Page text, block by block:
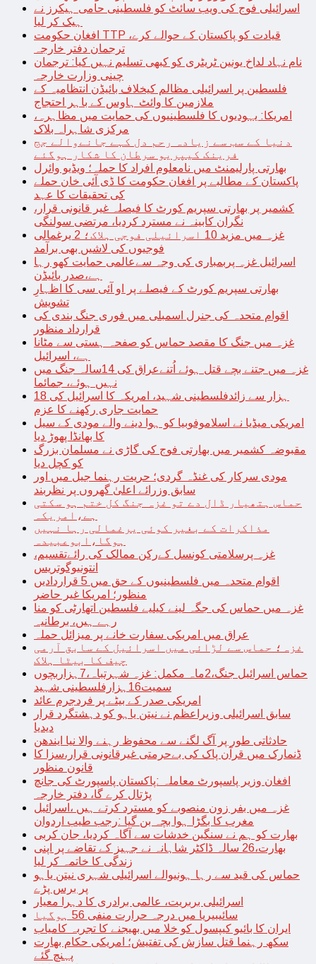
اسرائیلی فوج کی ویب سائٹ کو فلسطینی حامی ہیکرز نے
ہیک کر لیا
افغان حکومت TTP قیادت کو پاکستان کے حوالے کرے،
ترجمان دفتر خارجہ
نام نہاد لداخ یونین ٹریٹری کو کبھی تسلیم نہیں کیا: ترجمان
چینی وزارت خارجہ
فلسطین پر اسرائیلی مظالم کیخلاف بائیڈن انتظامیہ کے
ملازمین کا وائٹ ہاوس کے باہر احتجاج
امریکا: یہودیوں کا فلسطینیوں کی حمایت میں مظاہرہ،
مرکزی شاہراہ بلاک
دنیا کے سب سے زیادہ رحم دل کہے جانےوالے جج
فرینک کیپریو سرطان کا شکار ہوگئے
بھارتی پارلیمنٹ میں نامعلوم افراد کا حملہ؛ ویڈیو وائرل
پاکستان کے مطالبے پر افغان حکومت کا ڈی آئی خان حملے
کی تحقیقات کا عہد
کشمیر پر بھارتی سپریم کورٹ کا فیصلہ غیر قانونی قرار،
نگران کابینہ نے مسترد کردیا، مرتضی سولنگی
غزہ میں مزید 10 اسرائیلی فوجی ہلاک؛ 2 یرغمالی
فوجیوں کی لاشیں بھی برآمد
اسرائیل غزہ پربمباری کی وجہ سےعالمی حمایت کھو رہا
ہے،صدر بائیڈن
بھارتی سپریم کورٹ کے فیصلے پر او آئی سی کا اظہارِ
تشویش
اقوام متحدہ کی جنرل اسمبلی میں فوری جنگ بندی کی
قرارداد منظور
غزہ میں جنگ کا مقصد حماس کو صفحہ ہستی سے مٹانا
ہے، اسرائیل
غزہ میں جتنے بچے قتل ہوئے اُتنےعراق کی 14سالہ جنگ میں
نہیں ہوئے، جمائما
18 ہزار سے زائدفلسطینی شہید، امریکہ کا اسرائیل کی
حمایت جاری رکھنے کا عزم
امریکی میڈیا نے اسلاموفوبیا کو ہوا دینے والے مودی کے سیل
کا بھانڈا پھوڑ دیا
مقبوضہ کشمیر میں بھارتی فوج کی گاڑی نے مسلمان بزرگ
کو کچل دیا
مودی سرکار کی غنڈہ گردی؛ حریت رہنما جیل میں اور
سابق وزرائے اعلیٰ گھروں پر نظربند
حماس ہتھیار ڈال دے تو غزہ جنگ کل ختم ہو سکتی
ہے،امریکہ
مذاکرات کے بغیر کوئی یرغمالی رہا نہیں
ہوگا،ابوعبیدہ
غزہ پرسلامتی کونسل کےرکن ممالک کی رائےتقسیم،
انتونیوگوتریس
اقوام متحدہ میں فلسطینیوں کے حق میں 5 قراردادیں
منظور؛ امریکا غیر حاضر
غزہ میں حماس کی جگہ لینے کیلیے فلسطین اتھارٹی کو منا
رہے ہیں، برطانیہ
عراق میں امریکی سفارت خانے پر میزائل حملہ
غزہ؛ حماس سے لڑائی میں اسرائیل کے سابق آرمی
چیف کا بیٹا ہلاک
حماس اسرائیل جنگ،2ماہ مکمل: غزہ شہرتباہ،7ہزاربچوں
سمیت16ہزارفلسطینی شہید
امریکی صدر کے بیٹے پر فردجرم عائد
سابق اسرائیلی وزیراعظم نے نیتن یاہو کو دہشتگرد قرار
دیدیا
حادثاتی طور پر آگ لگنے سے محفوظ رہنے والا نیا ایندھن
ڈنمارک میں قرآن پاک کی بےحرمتی غیرقانونی قرار،سزا کا
قانون منظور
افغان وزیر پاسپورٹ معاملہ :پاکستان پاسپورٹ کی جانچ
پڑتال کرے گا، دفتر خارجہ
غزہ میں بفر زون منصوبے کو مسترد کرتے ہیں ،اسرائیل
مغرب کا بگڑا ہوا بچہ بن گیا :رجب طیب اردوان
بھارت کو ہم نے سنگین خدشات سے آگاہ کردیا، جان کربی
بھارت،26 سالہ ڈاکٹر شاہانہ نے جہیز کے تقاضے پر اپنی
زندگی کا خاتمہ کر لیا
حماس کی قید سے رہا ہونیوالے اسرائیلی شہری نیتن یاہو
پر برس پڑے
اسرائیلی بربریت، عالمی برادری کا دہرا معیار
سائیبیریا میں درجہ حرارت منفی 56 ہوگیا
ایران کا بائیو کیپسول کو خلا میں بھیجنے کا تجربہ کامیاب
سکھ رہنما قتل سازش کی تفتیش؛ امریکی حکام بھارت
پہنچ گئے